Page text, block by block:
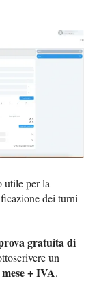
utile per la
dei turni
gratuita di
un
+ IVA.